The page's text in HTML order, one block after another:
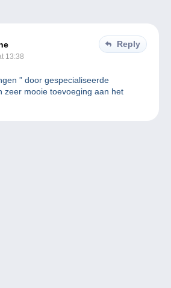
13:38
Reply
” door gespecialiseerde
zeer mooie toevoeging aan het